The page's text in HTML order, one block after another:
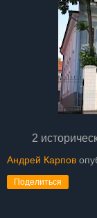
2
Андрей Карпов
Поделиться